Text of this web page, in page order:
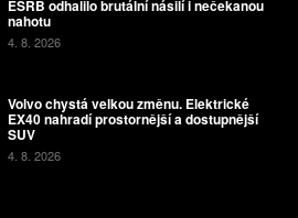
ESRB odhalilo brutální násilí i nečekanou
nahotu
4. 8. 2026
Volvo chystá velkou změnu. Elektrické
EX40 nahradí prostornější a dostupnější
SUV
4. 8. 2026